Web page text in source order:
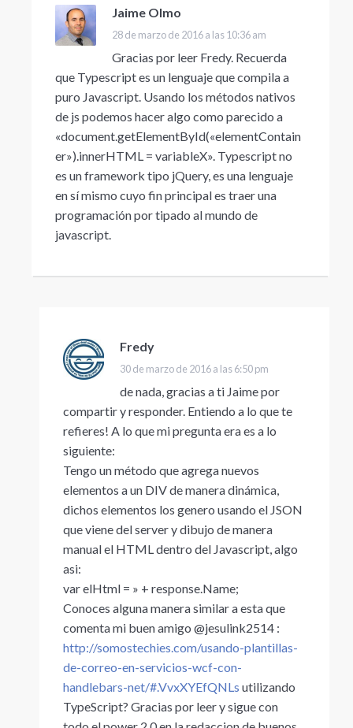
Jaime Olmo
28 de marzo de 2016 a las 10:36 am
Gracias por leer Fredy. Recuerda
que Typescript es un lenguaje que compila a
puro Javascript. Usando los métodos nativos
de js podemos hacer algo como parecido a
«document.getElementById(«elementContain
er»).innerHTML = variableX». Typescript no
es un framework tipo jQuery, es una lenguaje
en sí mismo cuyo fin principal es traer una
programación por tipado al mundo de
javascript.
Fredy
30 de marzo de 2016 a las 6:50 pm
de nada, gracias a ti Jaime por
compartir y responder. Entiendo a lo que te
refieres! A lo que mi pregunta era es a lo
siguiente:
Tengo un método que agrega nuevos
elementos a un DIV de manera dinámica,
dichos elementos los genero usando el JSON
que viene del server y dibujo de manera
manual el HTML dentro del Javascript, algo
asi:
var elHtml = » + response.Name;
Conoces alguna manera similar a esta que
comenta mi buen amigo @jesulink2514 :
http://somostechies.com/usando-plantillas-
de-correo-en-servicios-wcf-con-
handlebars-net/#.VvxXYEfQNLs utilizando
TypeScript? Gracias por leer y sigue con